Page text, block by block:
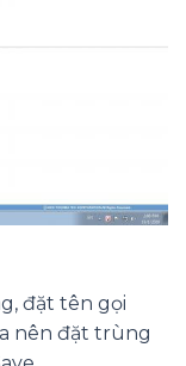
đặt tên gọi
nên đặt trùng